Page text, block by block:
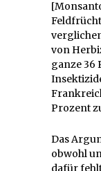
von
ganze 36
Prozent
Das
obwohl
dafür